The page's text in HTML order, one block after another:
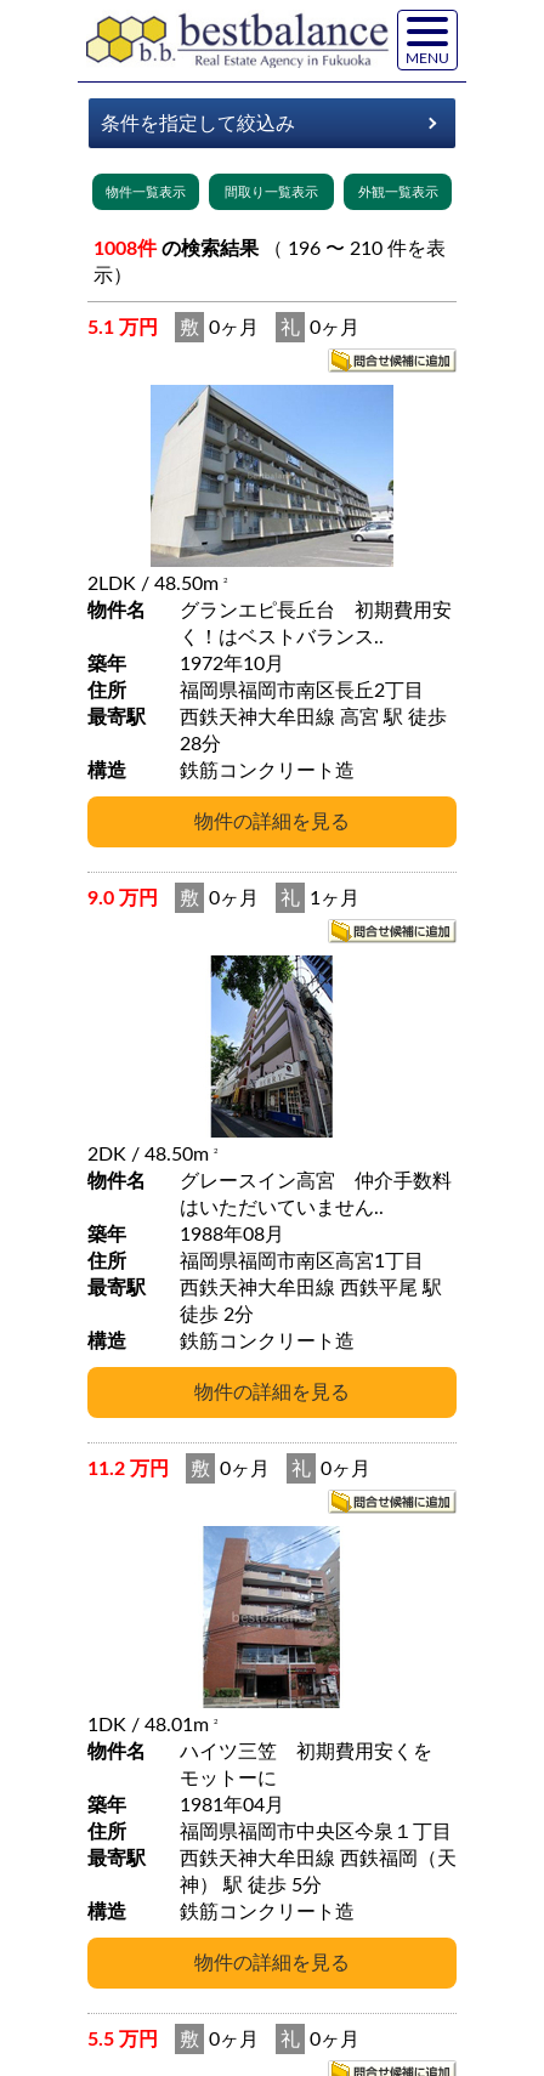
MENU
1008件 の検索結果
示）
5.1 万円 敷 0ヶ月 礼 0ヶ月
2LDK / 48.50m 2
物件名
グランエピ長丘台 初期費用安
く！はベストバランス..
築年
1972年10月
住所
福岡県福岡市南区長丘2丁目
最寄駅
西鉄天神大牟田線 高宮 駅 徒歩
28分
構造
鉄筋コンクリート造
9.0 万円 敷 0ヶ月 礼 1ヶ月
2DK / 48.50m 2
物件名
グレースイン高宮 仲介手数料
はいただいていません..
築年
1988年08月
住所
福岡県福岡市南区高宮1丁目
最寄駅
西鉄天神大牟田線 西鉄平尾 駅
徒歩 2分
構造
鉄筋コンクリート造
11.2 万円 敷 0ヶ月 礼 0ヶ月
1DK / 48.01m 2
物件名
ハイツ三笠 初期費用安くを
モットーに
築年
1981年04月
住所
福岡県福岡市中央区今泉１丁目
最寄駅
西鉄天神大牟田線 西鉄福岡（天
神） 駅 徒歩 5分
構造
鉄筋コンクリート造
5.5 万円 敷 0ヶ月 礼 0ヶ月